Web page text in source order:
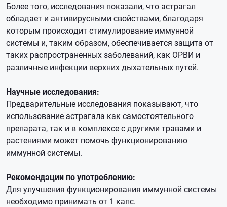
Более того, исследования показали, что астрагал
обладает и антивирусными свойствами, благодаря
которым происходит стимулирование иммунной
системы и, таким образом, обеспечивается защита от
таких распространенных заболеваний, как ОРВИ и
различные инфекции верхних дыхательных путей.
Научные исследования:
Предварительные исследования показывают, что
использование астрагала как самостоятельного
препарата, так и в комплексе с другими травами и
растениями может помочь функционированию
иммунной системы.
Рекомендации по употреблению:
Для улучшения функционирования иммунной системы
необходимо принимать от 1 капс.